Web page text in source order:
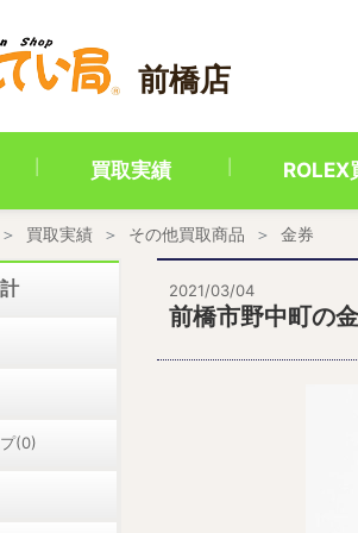
前橋店
買取実績 ROLEX
買取実績 その他買取商品 金券
2021/03/04
前橋市野中町の
(0)